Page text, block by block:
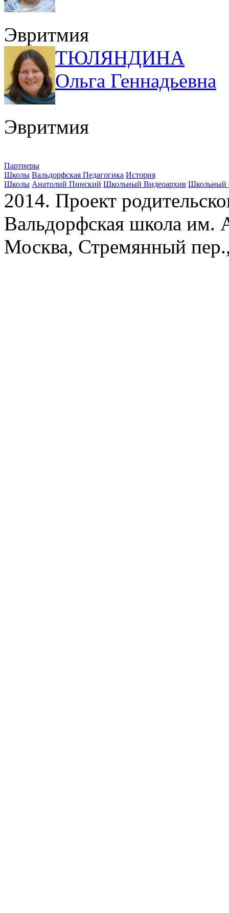
Эвритмия
ТЮЛЯНДИНА
Ольга Геннадьевна
Эвритмия
Партнеры
Школы Вальдорфская Педагогика История
Школы Анатолий Пинский Школьный Видеоархив Школьный
2014. Проект
Вальдорфская школа им.
Москва, Стремянный